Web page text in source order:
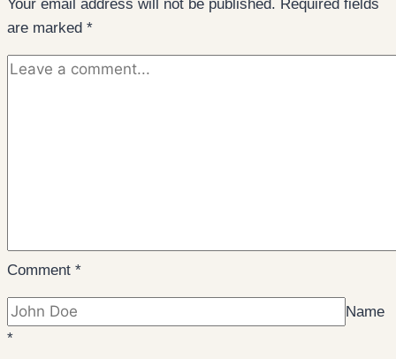
Your email address will not be published. Required fields
are marked *
Comment *
Name
*